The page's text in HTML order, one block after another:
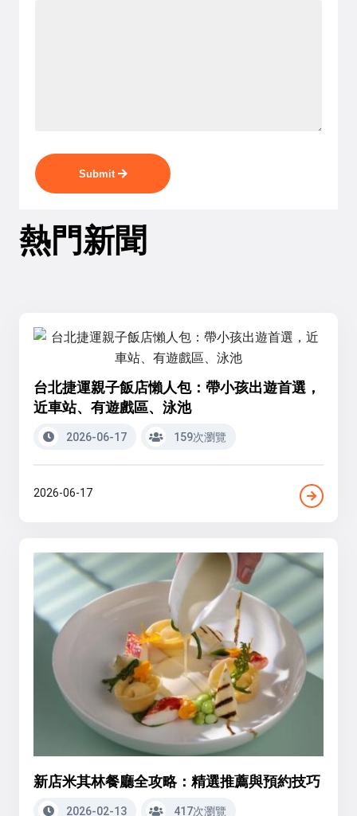
Submit
熱門新聞
台北捷運親子飯店懶人包：帶小孩出遊首選，
近車站、有遊戲區、泳池
2026-06-17 159次瀏覽
2026-06-17
新店米其林餐廳全攻略：精選推薦與預約技巧
2026-02-13 417次瀏覽